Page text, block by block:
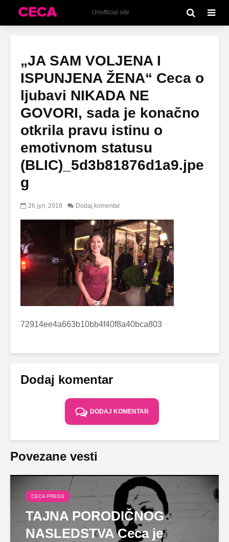
Unofficial site
„JA SAM VOLJENA I
ISPUNJENA ŽENA“ Ceca o
ljubavi NIKADA NE
GOVORI, sada je konačno
otkrila pravu istinu o
emotivnom statusu
(BLIC)_5d3b81876d1a9.jpe
g
26 јул, 2019 Dodaj komentar
72914ee4a663b10bb4f40f8a40bca803
Dodaj komentar
DODAJ KOMENTAR
Povezane vesti
CECA PRESS
TAJNA PORODIČNOG
NASLEDSTVA Ceca je